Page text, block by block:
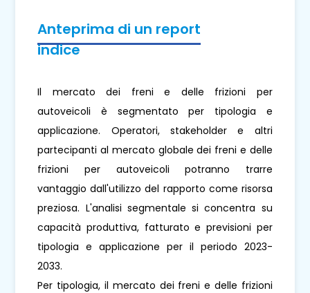
Anteprima di un report
indice
Il mercato dei freni e delle frizioni per
autoveicoli è segmentato per tipologia e
applicazione. Operatori, stakeholder e altri
partecipanti al mercato globale dei freni e delle
frizioni per autoveicoli potranno trarre
vantaggio dall'utilizzo del rapporto come risorsa
preziosa. L'analisi segmentale si concentra su
capacità produttiva, fatturato e previsioni per
tipologia e applicazione per il periodo 2023-
2033.
Per tipologia, il mercato dei freni e delle frizioni